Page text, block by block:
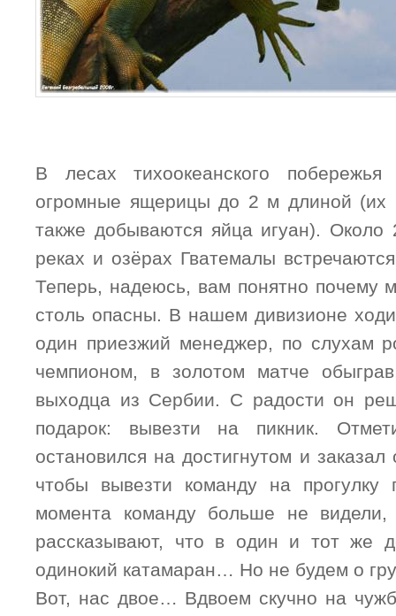
В лесах тихоокеанского
огромные ящерицы до 2 м длиной (их
также добываются яйца игуан).
реках и озёрах Гватемалы
Теперь, надеюсь, вам понятно почему
столь опасны. В нашем дивизионе
один приезжий менеджер, по слухам
чемпионом, в золотом матче
выходца из Сербии. С радости он
подарок: вывезти на пикник.
остановился на достигнутом и
чтобы вывезти команду на
момента команду больше не
рассказывают, что в один и тот же
одинокий катамаран… Но не будем о
Вот, нас двое… Вдвоем скучно на